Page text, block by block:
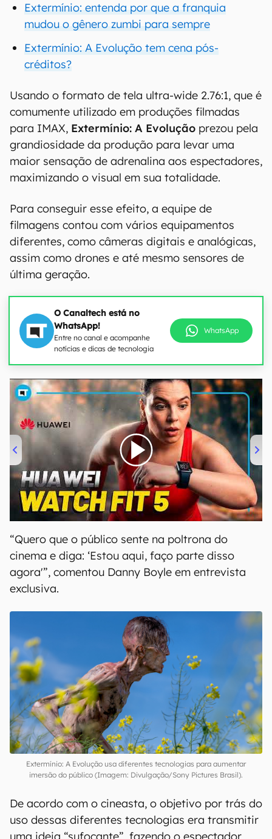
Extermínio: entenda por que a franquia
mudou o gênero zumbi para sempre
Extermínio: A Evolução tem cena pós-
créditos?
Usando o formato de tela ultra-wide 2.76:1, que é
comumente utilizado em produções filmadas
para IMAX, Extermínio: A Evolução prezou pela
grandiosidade da produção para levar uma
maior sensação de adrenalina aos espectadores,
maximizando o visual em sua totalidade.
Para conseguir esse efeito, a equipe de
filmagens contou com vários equipamentos
diferentes, como câmeras digitais e analógicas,
assim como drones e até mesmo sensores de
última geração.
O Canaltech está no
WhatsApp!
Entre no canal e acompanhe
notícias e dicas de tecnologia
WhatsApp
00:00/04:51
“Quero que o público sente na poltrona do
cinema e diga: ‘Estou aqui, faço parte disso
agora'”, comentou Danny Boyle em entrevista
exclusiva.
Extermínio: A Evolução usa diferentes tecnologias para aumentar
imersão do público (Imagem: Divulgação/Sony Pictures Brasil).
De acordo com o cineasta, o objetivo por trás do
uso dessas diferentes tecnologias era transmitir